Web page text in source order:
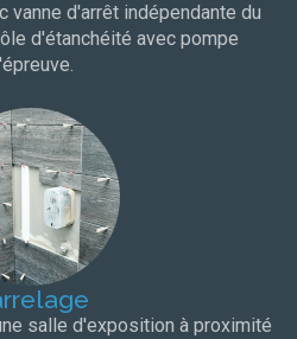
vanne d'arrêt indépendante du
d'étanchéité avec pompe
salle d'exposition à proximité